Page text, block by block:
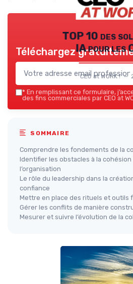
TOP 10 des
IA pour les
CEO at WORK ! —
Téléchargez
* En remplissant ce formulaire,
des fins commerciales par CEO at
SOMMAIRE
Comprendre les fondements de la
Identifier les obstacles à la cohésion
l’organisation
Le rôle du leadership dans la
confiance
Mettre en place des rituels et outils
Gérer les conflits de manière
Mesurer et suivre l’évolution de la